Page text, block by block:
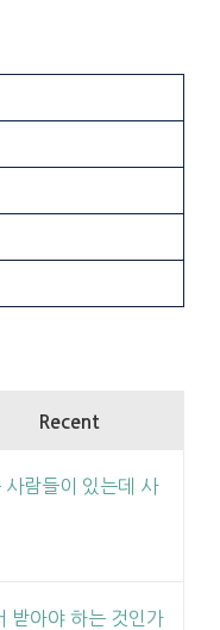
Recent
람들이 있는데 사
받아야 하는 것인가